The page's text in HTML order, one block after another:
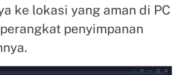
ke lokasi yang aman di PC
penyimpanan